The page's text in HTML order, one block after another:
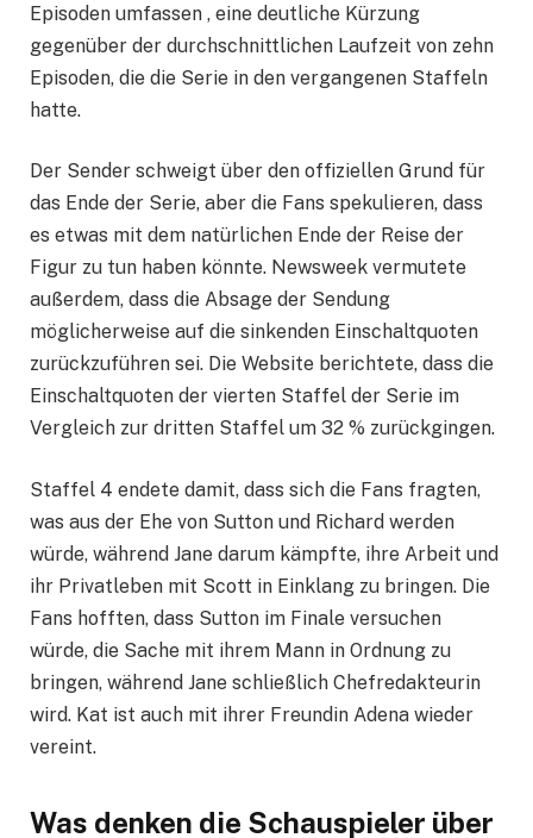
Episoden umfassen , eine deutliche Kürzung
gegenüber der durchschnittlichen Laufzeit von zehn
Episoden, die die Serie in den vergangenen Staffeln
hatte.
Der Sender schweigt über den offiziellen Grund für
das Ende der Serie, aber die Fans spekulieren, dass
es etwas mit dem natürlichen Ende der Reise der
Figur zu tun haben könnte. Newsweek vermutete
außerdem, dass die Absage der Sendung
möglicherweise auf die sinkenden Einschaltquoten
zurückzuführen sei. Die Website berichtete, dass die
Einschaltquoten der vierten Staffel der Serie im
Vergleich zur dritten Staffel um 32 % zurückgingen.
Staffel 4 endete damit, dass sich die Fans fragten,
was aus der Ehe von Sutton und Richard werden
würde, während Jane darum kämpfte, ihre Arbeit und
ihr Privatleben mit Scott in Einklang zu bringen. Die
Fans hofften, dass Sutton im Finale versuchen
würde, die Sache mit ihrem Mann in Ordnung zu
bringen, während Jane schließlich Chefredakteurin
wird. Kat ist auch mit ihrer Freundin Adena wieder
vereint.
Was denken die Schauspieler über